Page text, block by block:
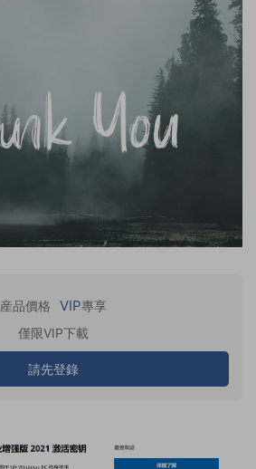
産品價格 VIP專享
僅限VIP下載
請先登錄